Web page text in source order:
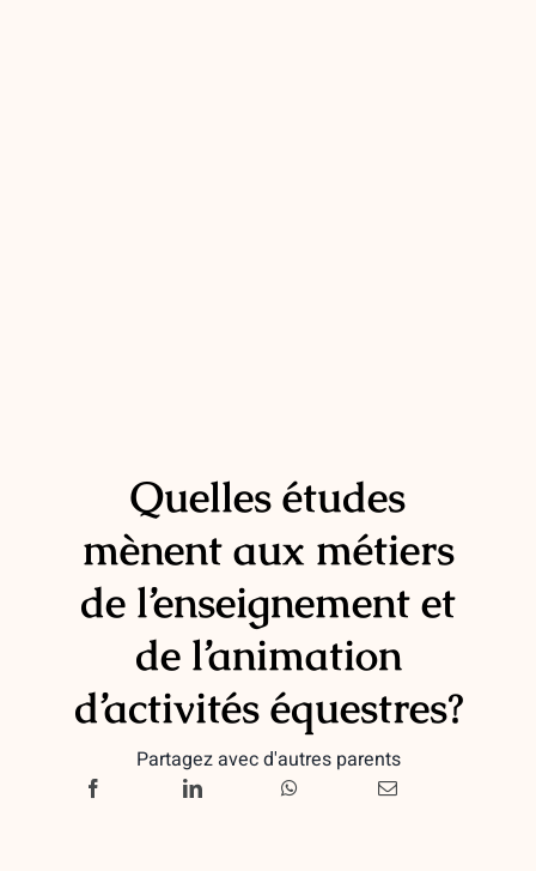
Quelles études
mènent aux métiers
de l’enseignement et
de l’animation
d’activités équestres?
Partagez avec d'autres parents